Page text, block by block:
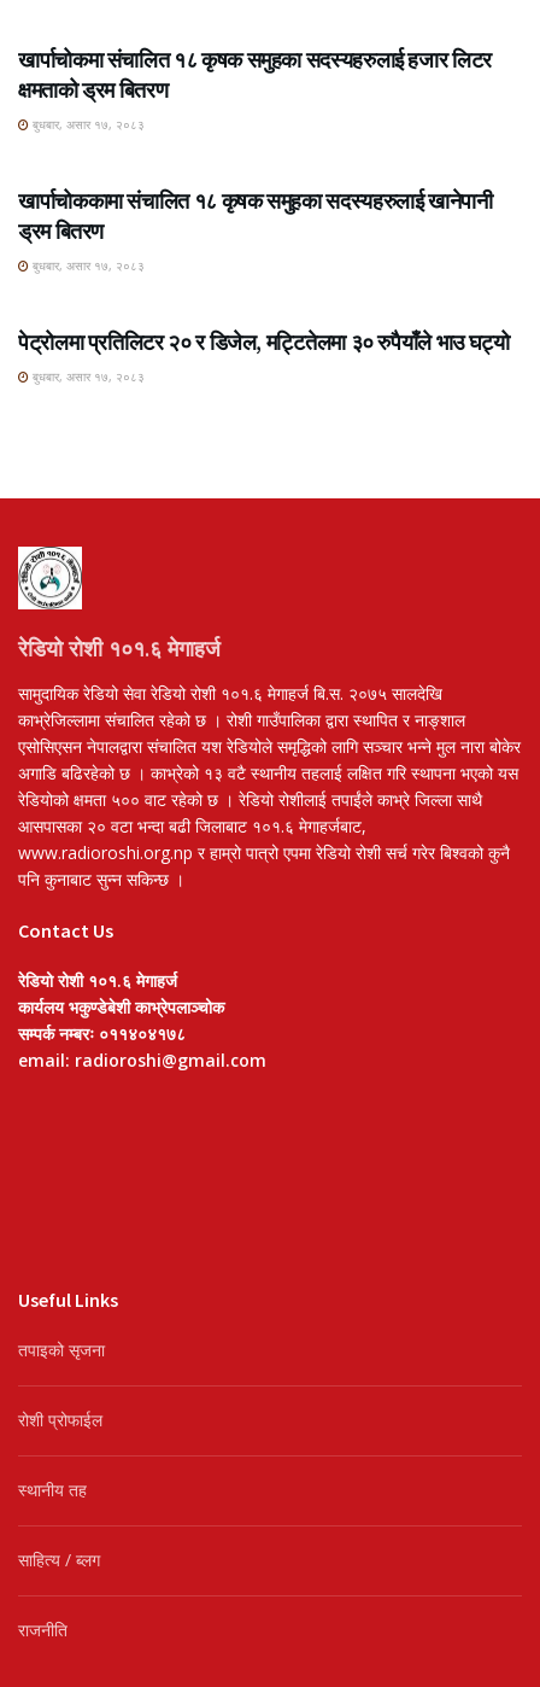
खार्पाचोकमा संचालित १८ कृषक समुहका सदस्यहरुलाई हजार लिटर
क्षमताको ड्रम बितरण
बुधबार, असार १७, २०८३
खार्पाचोककामा संचालित १८ कृषक समुहका सदस्यहरुलाई खानेपानी
ड्रम बितरण
बुधबार, असार १७, २०८३
पेट्रोलमा प्रतिलिटर २० र डिजेल, मट्टितेलमा ३० रुपैयाँले भाउ घट्यो
बुधबार, असार १७, २०८३
रेडियो रोशी १०१.६ मेगाहर्ज
सामुदायिक रेडियो सेवा रेडियो रोशी १०१.६ मेगाहर्ज बि.स. २०७५ सालदेखि
काभ्रेजिल्लामा संचालित रहेको छ । रोशी गाउँपालिका द्वारा स्थापित र नाङ्शाल
एसोसिएसन नेपालद्वारा संचालित यश रेडियोले समृद्धिको लागि सञ्चार भन्ने मुल नारा बोकेर
अगाडि बढिरहेको छ । काभ्रेको १३ वटै स्थानीय तहलाई लक्षित गरि स्थापना भएको यस
रेडियोको क्षमता ५०० वाट रहेको छ । रेडियो रोशीलाई तपाईंले काभ्रे जिल्ला साथै
आसपासका २० वटा भन्दा बढी जिलाबाट १०१.६ मेगाहर्जबाट,
www.radioroshi.org.np र हाम्रो पात्रो एपमा रेडियो रोशी सर्च गरेर बिश्वको कुनै
पनि कुनाबाट सुन्न सकिन्छ ।
Contact Us
रेडियो रोशी १०१.६ मेगाहर्ज
कार्यलय भकुण्डेबेशी काभ्रेपलाञ्चोक
सम्पर्क नम्बरः ०११४०४१७८
email: radioroshi@gmail.com
Useful Links
तपाइको सृजना
रोशी प्रोफाईल
स्थानीय तह
साहित्य / ब्लग
राजनीति